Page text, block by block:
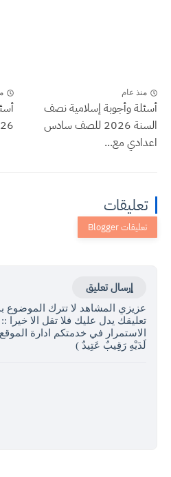
منذ عام
أسئلة وأجوبة إسلامية نصف
السنة 2026 للصف سادس
اعدادي مع...
2026
تعليقات
إرسال تعليق
عزيزي المشاهد لا تترك الموضوع
تعليقك يدل عليك فلا تقل الا خيرا
الاستمرار في خدمتكم ادارة
لَدَيْهِ رَقِيبٌ عَتِيدٌ )